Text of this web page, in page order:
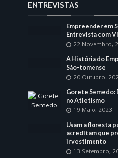
ENTREVISTAS
Empreender em
Entrevista com
22 Novembro,
A História do
São-tomense
20 Outubro,
Gorete Semedo:
no Atletismo
19 Maio, 2023
Usam a floresta
acreditam que
investimento
13 Setembro,